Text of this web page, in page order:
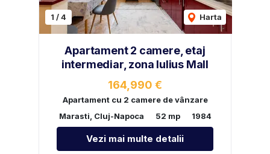
1 /4 Harta
Apartament 2 camere, etaj
intermediar, zona Iulius Mall
164,990 €
Apartament cu 2 camere de vânzare
Marasti, Cluj-Napoca
52 mp 1984
Vezi mai multe detalii